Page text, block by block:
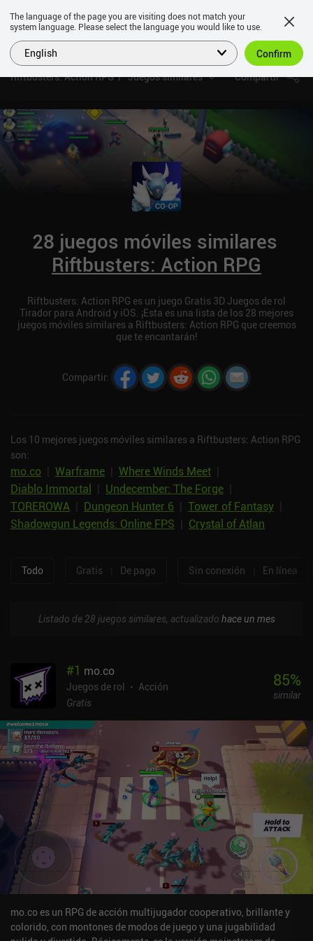
Riftbusters: Action RPG Juegos similares Compartir
28 juegos móviles similares
Riftbusters: Action RPG
Riftbusters: Action RPG es un juego Gratis 3D Juegos de rol
Tirador para Android y iOS. ¡Esta es una lista de los 28 mejores
juegos móviles similares a Riftbusters: Action RPG que creemos
que te encantarán!
Compartir:
Los 10 mejores juegos móviles similares a Riftbusters: Action RPG
son:
mo.co Warframe Where Winds Meet
Diablo Immortal
Undecember: The Forge
TOREROWA
Dungeon Hunter 6 Tower of Fantasy
Shadowgun Legends: Online FPS
Crystal of Atlan
Todo Gratis De pago Sin conexión En línea
Listado de 28 juegos similares, actualizado hace un mes
#1 mo.co
Juegos de rol
Acción
Gratis
85%
similar
mo.co es un RPG de acción multijugador cooperativo, brillante y
colorido, con montones de modos de juego y una jugabilidad
The language of the page you are visiting does not match your
system language. Please select the language you would like to use.
English Confirm